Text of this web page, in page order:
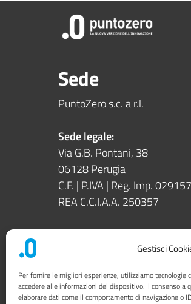
Gestisci
Per fornire le migliori esperienze, utilizziamo tecnologie
accedere alle informazioni del dispositivo. Il consenso a
elaborare dati come il comportamento di navigazione o
Sede
PuntoZero s.c. a r.l.
Sede legale:
Via G.B. Pontani, 38
06128 Perugia
C.F. | P.IVA | Reg. Imp.
REA C.C.I.A.A. 250357
Sede operativa:
Via Enrico dal Pozzo snc